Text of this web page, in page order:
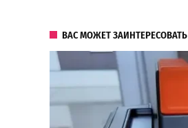
ВАС МОЖЕТ ЗАИНТЕРЕСОВАТЬ